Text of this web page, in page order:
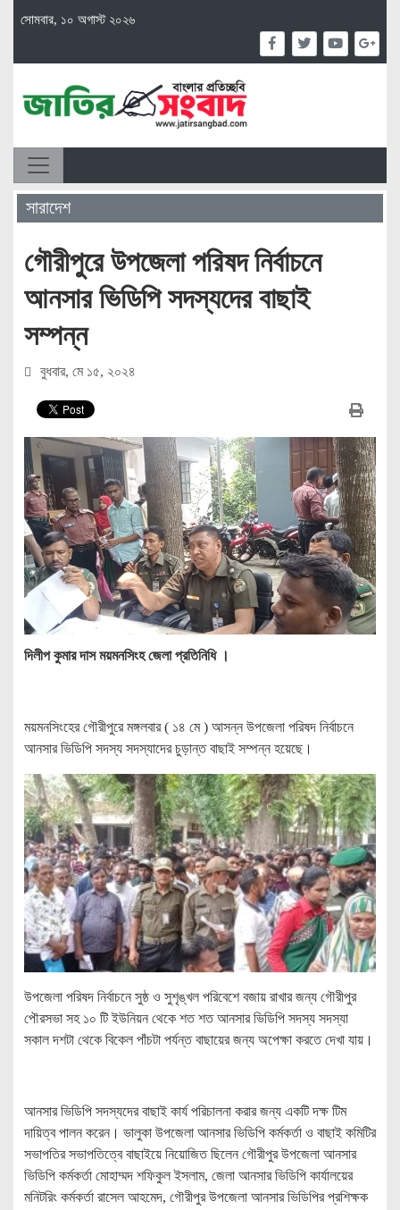
সোমবার, ১০ অগাস্ট ২০২৬
সারাদেশ
গৌরীপুরে উপজেলা পরিষদ নির্বাচনে
আনসার ভিডিপি সদস্যদের বাছাই
সম্পন্ন
বুধবার, মে ১৫, ২০২৪
দিলীপ কুমার দাস ময়মনসিংহ জেলা প্রতিনিধি ।
ময়মনসিংহের গৌরীপুরে মঙ্গলবার ( ১৪ মে ) আসন্ন উপজেলা পরিষদ নির্বাচনে
আনসার ভিডিপি সদস্য সদস্যাদের চুড়ান্ত বাছাই সম্পন্ন হয়েছে।
উপজেলা পরিষদ নির্বাচনে সুষ্ঠ ও সুশৃঙ্খল পরিবেশে বজায় রাখার জন্য গৌরীপুর
পৌরসভা সহ ১০ টি ইউনিয়ন থেকে শত শত আনসার ভিডিপি সদস্য সদস্যা
সকাল দশটা থেকে বিকেল পাঁচটা পর্যন্ত বাছায়ের জন্য অপেক্ষা করতে দেখা যায়।
আনসার ভিডিপি সদস্যদের বাছাই কার্য পরিচালনা করার জন্য একটি দক্ষ টিম
দায়িত্ব পালন করেন। ভালুকা উপজেলা আনসার ভিডিপি কর্মকর্তা ও বাছাই কমিটির
সভাপতির সভাপতিত্বে বাছাইয়ে নিয়োজিত ছিলেন গৌরীপুর উপজেলা আনসার
ভিডিপি কর্মকর্তা মোহাম্মদ শফিকুল ইসলাম, জেলা আনসার ভিডিপি কার্যালয়ের
মনিটরিং কর্মকর্তা রাসেল আহমেদ, গৌরীপুর উপজেলা আনসার ভিডিপির প্রশিক্ষক